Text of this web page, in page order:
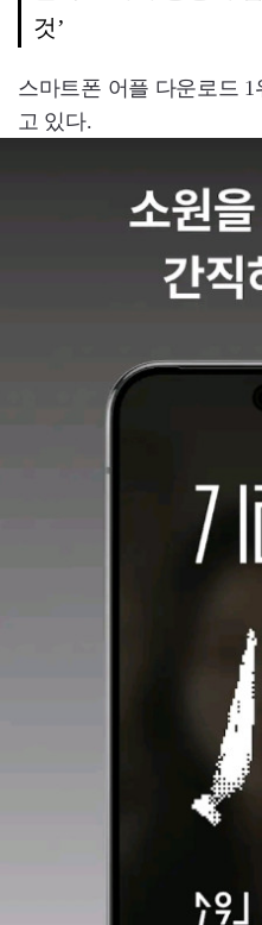
것’
스마트폰 어플 다운로드
고 있다.